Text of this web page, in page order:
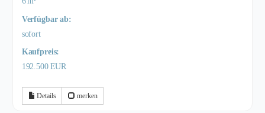
Verfügbar ab:
sofort
Kaufpreis:
192.500 EUR
Details merken